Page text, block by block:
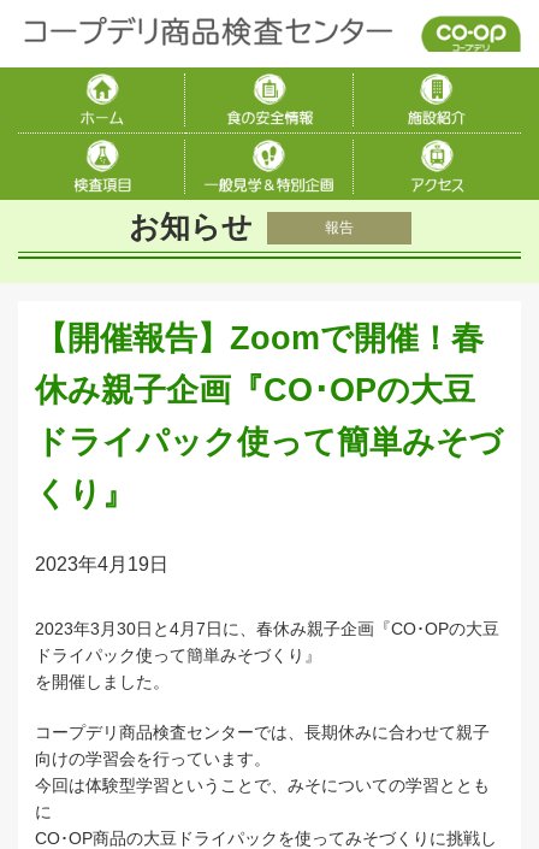
お知らせ 報告
【開催報告】Zoomで開催！春
休み親子企画『CO･OPの大豆
ドライパック使って簡単みそづ
くり』
2023年4月19日
2023年3月30日と4月7日に、春休み親子企画『CO･OPの大豆
ドライパック使って簡単みそづくり』
を開催しました。
コープデリ商品検査センターでは、長期休みに合わせて親子
向けの学習会を行っています。
今回は体験型学習ということで、みそについての学習ととも
に
CO･OP商品の大豆ドライパックを使ってみそづくりに挑戦し